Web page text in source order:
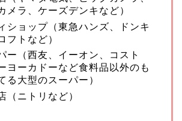
メラ、ケーズデンキなど）
ショップ（東急ハンズ、ドンキ
フトなど）
ー（西友、イーオン、コスト
ヨーカドーなど食料品以外のも
る大型のスーパー）
（ニトリなど）